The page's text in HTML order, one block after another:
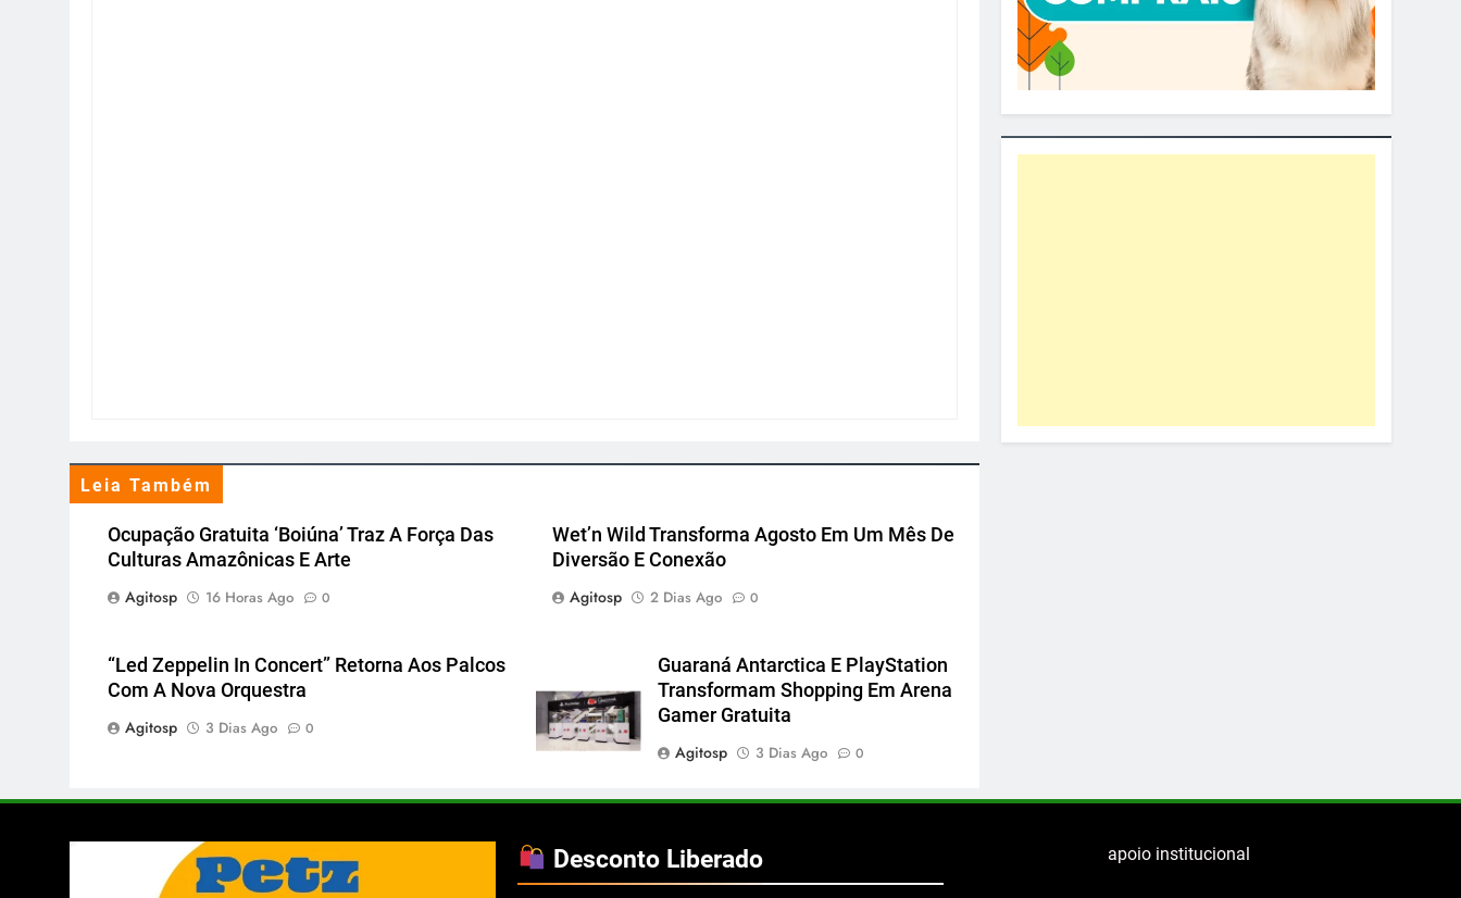
Leia Também
Ocupação Gratuita ‘Boiúna’ Traz A Força Das
Culturas Amazônicas E Arte
Agitosp
16 Horas Ago 0
Wet’n Wild Transforma Agosto Em Um Mês De
Diversão E Conexão
Agitosp
2 Dias Ago 0
“Led Zeppelin In Concert” Retorna Aos Palcos
Com A Nova Orquestra
Agitosp
3 Dias Ago 0
Guaraná Antarctica E PlayStation
Transformam Shopping Em Arena
Gamer Gratuita
Agitosp
3 Dias Ago 0
Desconto Liberado apoio institucional